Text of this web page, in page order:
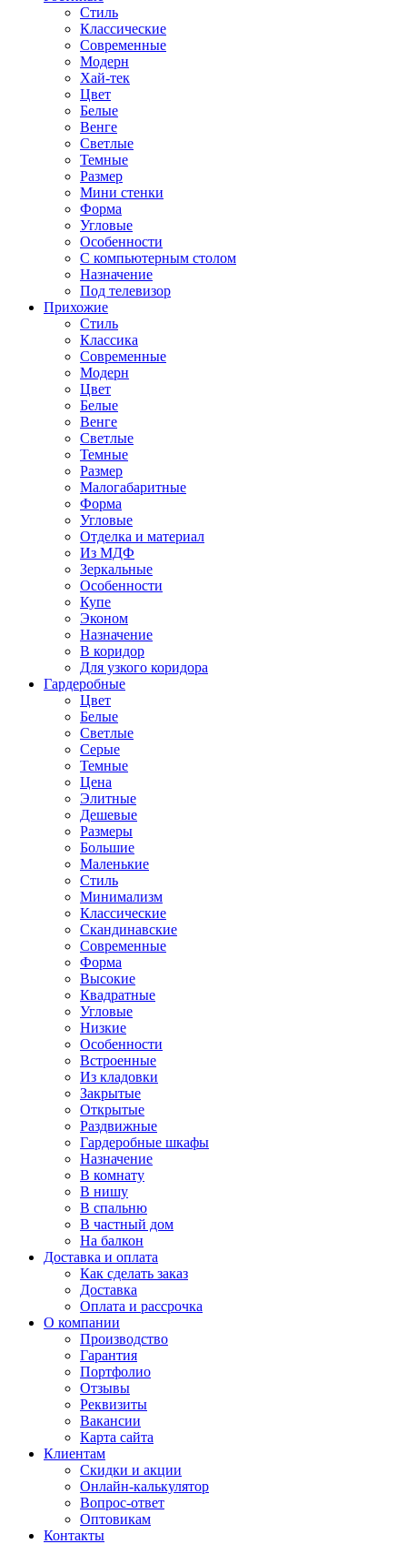
Стиль
Классические
Современные
Модерн
Хай-тек
Цвет
Белые
Венге
Светлые
Темные
Размер
Мини стенки
Форма
Угловые
Особенности
С компьютерным столом
Назначение
Под телевизор
Прихожие
Стиль
Классика
Современные
Модерн
Цвет
Белые
Венге
Светлые
Темные
Размер
Малогабаритные
Форма
Угловые
Отделка и материал
Из МДФ
Зеркальные
Особенности
Купе
Эконом
Назначение
В коридор
Для узкого коридора
Гардеробные
Цвет
Белые
Светлые
Серые
Темные
Цена
Элитные
Дешевые
Размеры
Большие
Маленькие
Стиль
Минимализм
Классические
Скандинавские
Современные
Форма
Высокие
Квадратные
Угловые
Низкие
Особенности
Встроенные
Из кладовки
Закрытые
Открытые
Раздвижные
Гардеробные шкафы
Назначение
В комнату
В нишу
В спальню
В частный дом
На балкон
Доставка и оплата
Как сделать заказ
Доставка
Оплата и рассрочка
О компании
Производство
Гарантия
Портфолио
Отзывы
Реквизиты
Вакансии
Карта сайта
Клиентам
Скидки и акции
Онлайн-калькулятор
Вопрос-ответ
Оптовикам
Контакты